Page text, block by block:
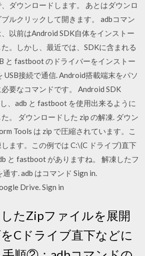
ダウンロードします。 あとはダウンロ
ルクリックして開きます。 adbコマン
以前はAndroid SDK自体をインストー
。しかし、最近では、SDKに含まれる
と fastboot のドライバーをインストー
USB接続で通信. Android搭載端末をパソ
要なコマンドです。 Android SDK
、adb と fastboot を使用出来るように
。 ダウンロードした zip の解凍. ダウン
Tools は zip で圧縮されています。こ
ます。この例では C:\(C ドライブ)直下
と fastboot がありますね。 解凍したフ
す. adb はコマンド Sign in.
Drive. Sign in
たZipファイルを展開
Cドライブ直下などに